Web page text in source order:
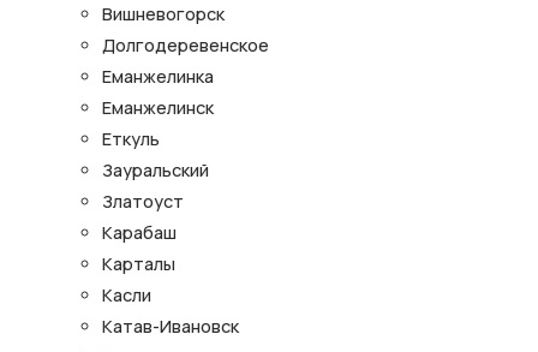
Вишневогорск
Долгодеревенское
Еманжелинка
Еманжелинск
Еткуль
Зауральский
Златоуст
Карабаш
Карталы
Касли
Катав-Ивановск